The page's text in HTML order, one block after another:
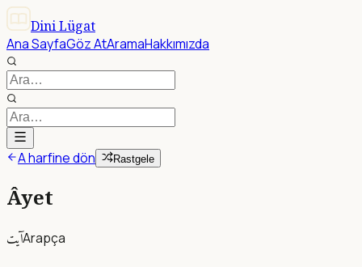
Dini Lügat
Ana SayfaGöz AtAramaHakkımızda
A harfine dön Rastgele
Âyet
آيتArapça